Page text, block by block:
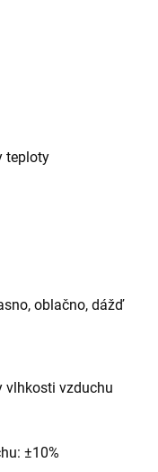
teploty
oblačno, dážď
vlhkosti vzduchu
±10%